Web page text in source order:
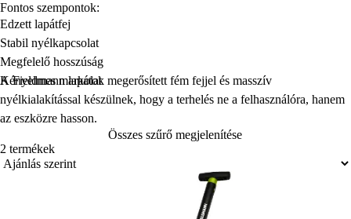
Fontos szempontok:
Edzett lapátfej
Stabil nyélkapcsolat
Megfelelő hosszúság
Kényelmes markolat
A Fieldmann lapátok megerősített fém fejjel és masszív
nyélkialakítással készülnek, hogy a terhelés ne a felhasználóra, hanem
az eszközre hasson.
Összes szűrő megjelenítése
2 termékek